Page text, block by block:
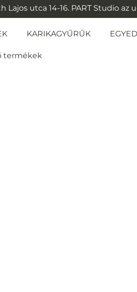
Lajos utca 14-16. PART Studio az
KARIKAGYŰRŰK
termékek